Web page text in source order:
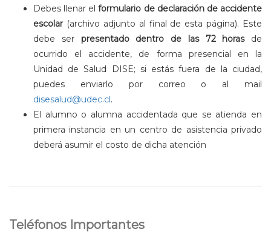
Debes llenar elformulario de declaración de accidente
escolar (archivo adjunto al final de esta página). Este
debe ser presentado dentro de las 72 horas de
ocurrido el accidente, de forma presencial en la
Unidad de Salud DISE; si estás fuera de la ciudad,
puedes enviarlo por correo o al mail
disesalud@udec.cl.
El alumno o alumna accidentada que se atienda en
primera instancia en un centro de asistencia privado
deberá asumir el costo de dicha atención
Teléfonos Importantes